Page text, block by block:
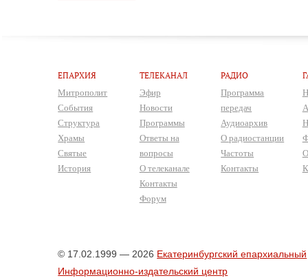
ЕПАРХИЯ
Митрополит
События
Структура
Храмы
Святые
История
ТЕЛЕКАНАЛ
Эфир
Новости
Программы
Ответы на
вопросы
О телеканале
Контакты
Форум
РАДИО
Программа
передач
Аудиоархив
О радиостанции
Частоты
Контакты
© 17.02.1999 — 2026 Екатеринбургский епархиальный
Информационно-издательский центр